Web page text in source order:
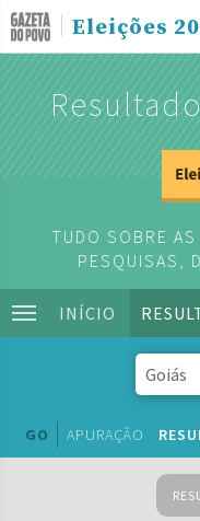
Eleições
TUDO SOBRE
PESQUISAS,
INÍCIO
GO APURAÇÃO